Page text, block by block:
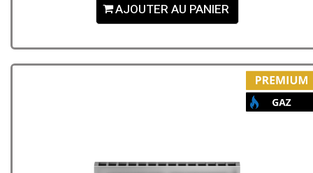
AJOUTER AU PANIER